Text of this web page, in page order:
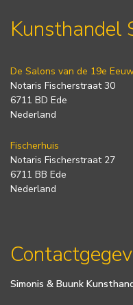
Kunsthandel
De Salons van de 19e
Notaris Fischerstraat 30
6711 BD Ede
Nederland
Fischerhuis
Notaris Fischerstraat 27
6711 BB Ede
Nederland
Simonis & Buunk